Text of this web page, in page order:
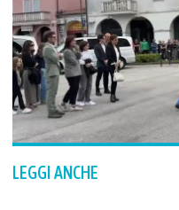
LEGGI ANCHE